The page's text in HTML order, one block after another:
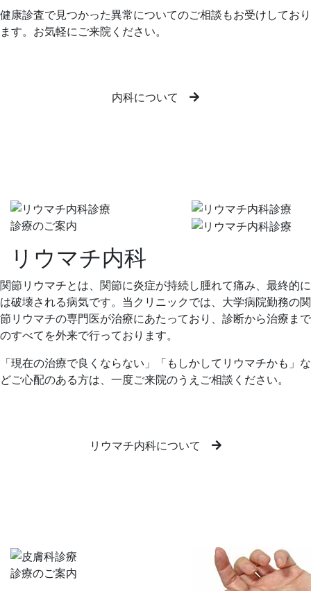
健康診査で見つかった異常についてのご相談もお受けしており
ます。お気軽にご来院ください。
内科について
診療のご案内
リウマチ内科
関節リウマチとは、関節に炎症が持続し腫れて痛み、最終的に
は破壊される病気です。当クリニックでは、大学病院勤務の関
節リウマチの専門医が治療にあたっており、診断から治療まで
のすべてを外来で行っております。
「現在の治療で良くならない」「もしかしてリウマチかも」な
どご心配のある方は、一度ご来院のうえご相談ください。
リウマチ内科について
診療のご案内